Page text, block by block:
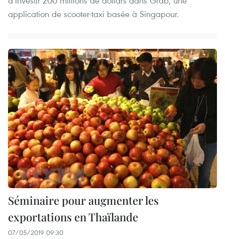
application de scooter-taxi basée à Singapour.
Séminaire pour augmenter les
exportations en Thaïlande
07/05/2019 09:30